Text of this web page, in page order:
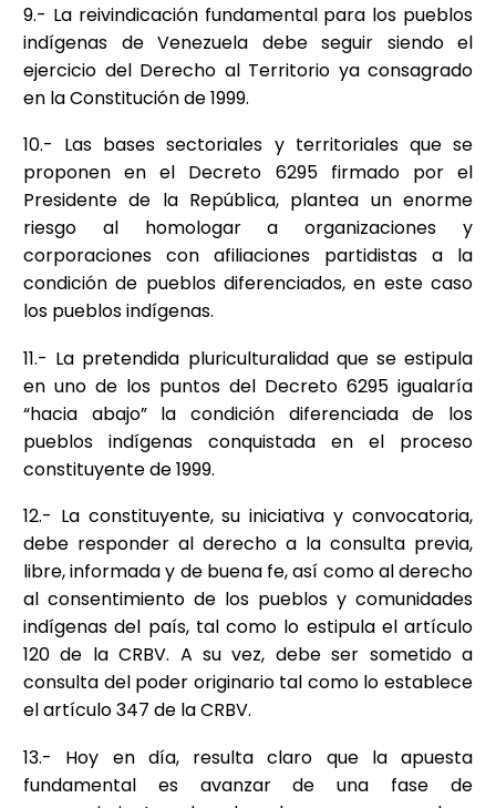
9.- La reivindicación fundamental para los pueblos
indígenas de Venezuela debe seguir siendo el
ejercicio del Derecho al Territorio ya consagrado
en la Constitución de 1999.
10.- Las bases sectoriales y territoriales que se
proponen en el Decreto 6295 firmado por el
Presidente de la República, plantea un enorme
riesgo al homologar a organizaciones y
corporaciones con afiliaciones partidistas a la
condición de pueblos diferenciados, en este caso
los pueblos indígenas.
11.- La pretendida pluriculturalidad que se estipula
en uno de los puntos del Decreto 6295 igualaría
“hacia abajo” la condición diferenciada de los
pueblos indígenas conquistada en el proceso
constituyente de 1999.
12.- La constituyente, su iniciativa y convocatoria,
debe responder al derecho a la consulta previa,
libre, informada y de buena fe, así como al derecho
al consentimiento de los pueblos y comunidades
indígenas del país, tal como lo estipula el artículo
120 de la CRBV. A su vez, debe ser sometido a
consulta del poder originario tal como lo establece
el artículo 347 de la CRBV.
13.- Hoy en día, resulta claro que la apuesta
fundamental es avanzar de una fase de